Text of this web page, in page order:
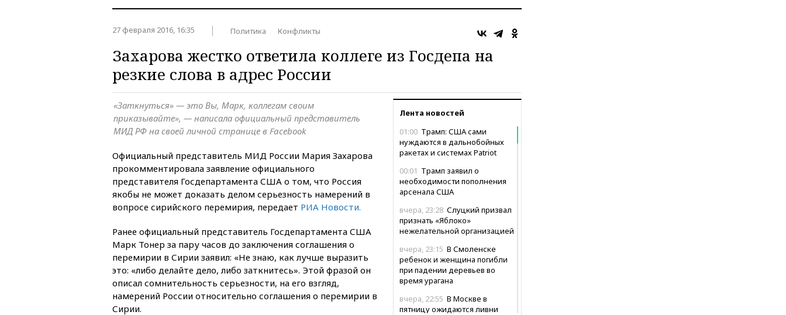
27 февраля 2016, 16:35 Политика Конфликты
Захарова жестко ответила коллеге из Госдепа на
резкие слова в адрес России
Лента новостей
01:00 Трамп: США сами
нуждаются в дальнобойных
ракетах и системах Patriot
00:01 Трамп заявил о
необходимости пополнения
арсенала США
вчера, 23:28 Слуцкий призвал
признать «Яблоко»
нежелательной организацией
вчера, 23:15 В Смоленске
ребенок и женщина погибли
при падении деревьев во
время урагана
вчера, 22:55 В Москве в
пятницу ожидаются ливни
«Заткнуться» — это Вы, Марк, коллегам своим
приказывайте», — написала официальный представитель
МИД РФ на своей личной странице в Facebook
Официальный представитель МИД России Мария Захарова
прокомментировала заявление официального
представителя Госдепартамента США о том, что Россия
якобы не может доказать делом серьезность намерений в
вопросе сирийского перемирия, передает РИА Новости.
Ранее официальный представитель Госдепартамента США
Марк Тонер за пару часов до заключения соглашения о
перемирии в Сирии заявил: «Не знаю, как лучше выразить
это: «либо делайте дело, либо заткнитесь». Этой фразой он
описал сомнительность серьезности, на его взгляд,
намерений России относительно соглашения о перемирии в
Сирии.